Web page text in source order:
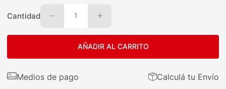
Cantidad 1
AÑADIR AL CARRITO
Medios de pago Calculá tu Envío